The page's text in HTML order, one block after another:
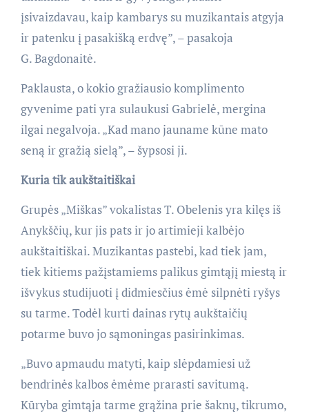
įsivaizdavau, kaip kambarys su muzikantais atgyja
ir patenku į pasakišką erdvę”, – pasakoja
G. Bagdonaitė.
Paklausta, o kokio gražiausio komplimento
gyvenime pati yra sulaukusi Gabrielė, mergina
ilgai negalvoja. „Kad mano jauname kūne mato
seną ir gražią sielą”, – šypsosi ji.
Kuria tik aukštaitiškai
Grupės „Miškas” vokalistas T. Obelenis yra kilęs iš
Anykščių, kur jis pats ir jo artimieji kalbėjo
aukštaitiškai. Muzikantas pastebi, kad tiek jam,
tiek kitiems pažįstamiems palikus gimtąjį miestą ir
išvykus studijuoti į didmiesčius ėmė silpnėti ryšys
su tarme. Todėl kurti dainas rytų aukštaičių
potarme buvo jo sąmoningas pasirinkimas.
„Buvo apmaudu matyti, kaip slėpdamiesi už
bendrinės kalbos ėmėme prarasti savitumą.
Kūryba gimtąja tarme grąžina prie šaknų, tikrumo,